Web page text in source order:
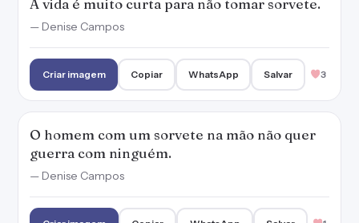
Não trocaria um sorvete de flocos por você.
— Soulstripper